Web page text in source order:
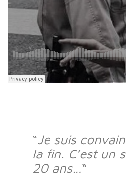
“Je suis
la fin. C’est un
20 ans…“